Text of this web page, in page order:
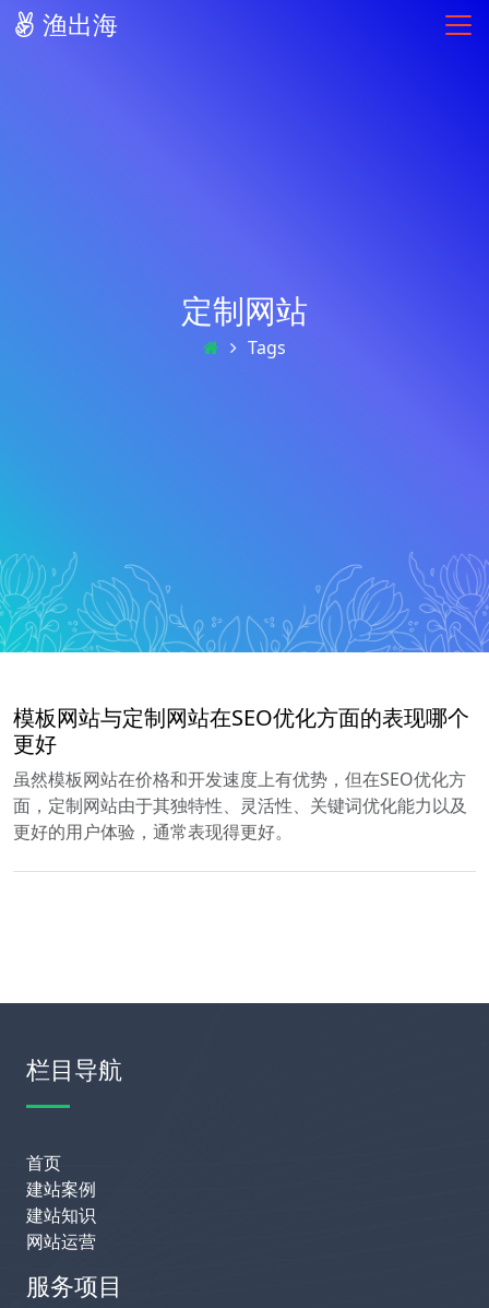
渔出海
定制网站
Tags
模板网站与定制网站在SEO优化方面的表现哪个
更好
虽然模板网站在价格和开发速度上有优势，但在SEO优化方
面，定制网站由于其独特性、灵活性、关键词优化能力以及
更好的用户体验，通常表现得更好。
栏目导航
首页
建站案例
建站知识
网站运营
服务项目